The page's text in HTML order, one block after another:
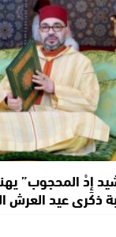
إِدْ المحجوب”
ذكرى عيد العرش